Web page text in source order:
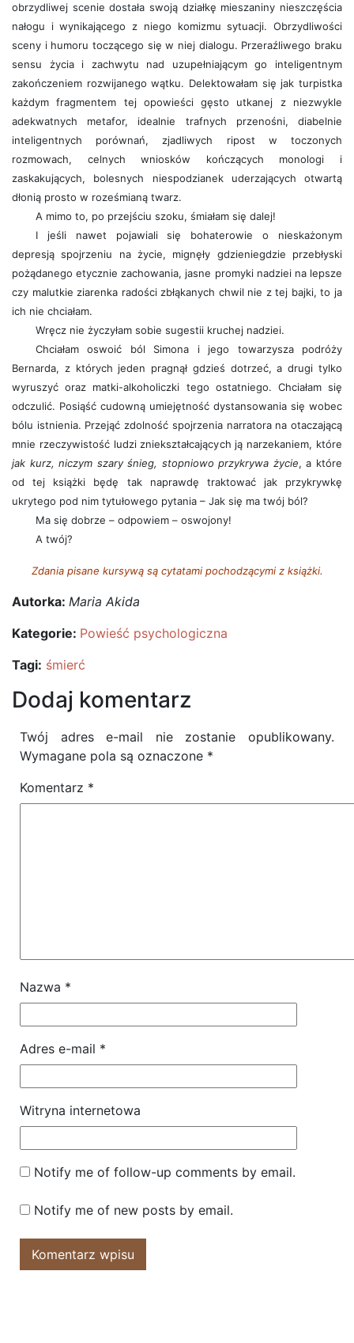
obrzydliwej scenie dostała swoją działkę mieszaniny nieszczęścia
nałogu i wynikającego z niego komizmu sytuacji. Obrzydliwości
sceny i humoru toczącego się w niej dialogu. Przeraźliwego braku
sensu życia i zachwytu nad uzupełniającym go inteligentnym
zakończeniem rozwijanego wątku. Delektowałam się jak turpistka
każdym fragmentem tej opowieści gęsto utkanej z niezwykle
adekwatnych metafor, idealnie trafnych przenośni, diabelnie
inteligentnych porównań, zjadliwych ripost w toczonych
rozmowach, celnych wniosków kończących monologi i
zaskakujących, bolesnych niespodzianek uderzających otwartą
dłonią prosto w roześmianą twarz.
A mimo to, po przejściu szoku, śmiałam się dalej!
I jeśli nawet pojawiali się bohaterowie o nieskażonym
depresją spojrzeniu na życie, mignęły gdzieniegdzie przebłyski
pożądanego etycznie zachowania, jasne promyki nadziei na lepsze
czy malutkie ziarenka radości zbłąkanych chwil nie z tej bajki, to ja
ich nie chciałam.
Wręcz nie życzyłam sobie sugestii kruchej nadziei.
Chciałam oswoić ból Simona i jego towarzysza podróży
Bernarda, z których jeden pragnął gdzieś dotrzeć, a drugi tylko
wyruszyć oraz matki-alkoholiczki tego ostatniego. Chciałam się
odczulić. Posiąść cudowną umiejętność dystansowania się wobec
bólu istnienia. Przejąć zdolność spojrzenia narratora na otaczającą
mnie rzeczywistość ludzi zniekształcających ją narzekaniem, które
jak kurz, niczym szary śnieg, stopniowo przykrywa życie, a które
od tej książki będę tak naprawdę traktować jak przykrywkę
ukrytego pod nim tytułowego pytania – Jak się ma twój ból?
Ma się dobrze – odpowiem – oswojony!
A twój?
Zdania pisane kursywą są cytatami pochodzącymi z książki.
Autorka: Maria Akida
Kategorie: Powieść psychologiczna
Tagi: śmierć
Dodaj komentarz
Twój adres e-mail nie zostanie opublikowany.
Wymagane pola są oznaczone *
Komentarz *
Nazwa *
Adres e-mail *
Witryna internetowa
Notify me of follow-up comments by email.
Notify me of new posts by email.